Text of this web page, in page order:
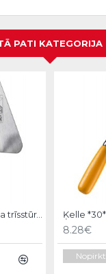
PATI KATEGORIJA
Ķelle *30*mūrnieka trīsstūra 18cm, Hardy
8.28€
Nopirkt